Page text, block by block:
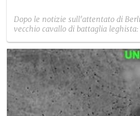
Dopo le notizie sull'attentato di
vecchio cavallo di battaglia